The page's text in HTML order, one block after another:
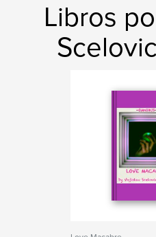
Libros